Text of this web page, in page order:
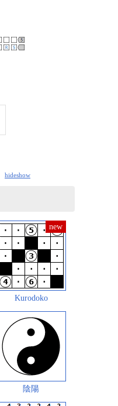
hideshow
Kurodoko
陰陽